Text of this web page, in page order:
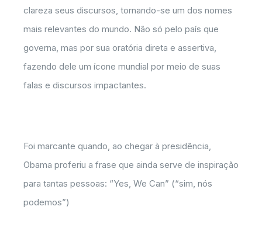
clareza seus discursos, tornando-se um dos nomes
mais relevantes do mundo. Não só pelo país que
governa, mas por sua oratória direta e assertiva,
fazendo dele um ícone mundial por meio de suas
falas e discursos impactantes.
Foi marcante quando, ao chegar à presidência,
Obama proferiu a frase que ainda serve de inspiração
para tantas pessoas: “Yes, We Can” (“sim, nós
podemos”)